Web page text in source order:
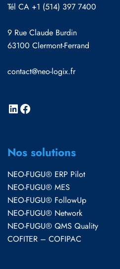
Tél CA +1 (514) 397 7400
9 Rue Claude Burdin
63100 Clermont-Ferrand
contact@neo-logix.fr
Nos solutions
NEO-FUGU® ERP Pilot
NEO-FUGU® MES
NEO-FUGU® FollowUp
NEO-FUGU® Network
NEO-FUGU® QMS Quality
COFITER – COFIPAC